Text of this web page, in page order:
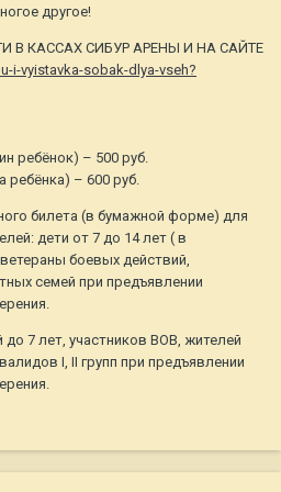
другое!
В КАССАХ СИБУР АРЕНЫ И НА САЙТЕ
i-vyistavka-sobak-dlya-vseh?
ребёнок) – 500 руб.
– 600 руб.
билета (в бумажной форме) для
дети от 7 до 14 лет ( в
боевых действий,
семей при предъявлении
7 лет, участников ВОВ, жителей
I, II групп при предъявлении